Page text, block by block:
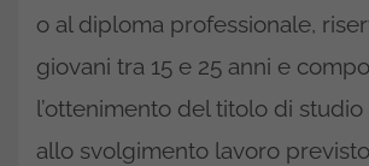
o al diploma professionale,
giovani tra 15 e 25 anni e
l’ottenimento del titolo di
allo svolgimento lavoro